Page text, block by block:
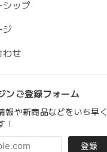
シップ
ジ
わせ
ンご登録フォーム
報や新商品などをいち早く
！
登録